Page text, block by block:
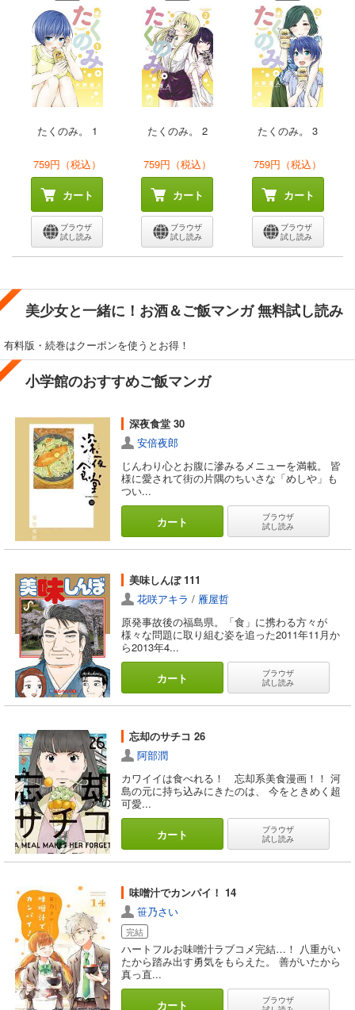
たくのみ。 1
759円（税込）
カート
ブラウザ
試し読み
たくのみ。 2
759円（税込）
カート
ブラウザ
試し読み
たくのみ。 3
759円（税込）
カート
ブラウザ
試し読み
美少女と一緒に！お酒＆ご飯マンガ 無料試し読み
有料版・続巻はクーポンを使うとお得！
小学館のおすすめご飯マンガ
深夜食堂 30
安倍夜郎
じんわり心とお腹に滲みるメニューを満載。 皆
様に愛されて街の片隅のちいさな「めしや」も
つい...
カート
ブラウザ
試し読み
美味しんぼ 111
花咲アキラ / 雁屋哲
原発事故後の福島県。「食」に携わる方々が
様々な問題に取り組む姿を追った2011年11月か
ら2013年4...
カート
ブラウザ
試し読み
忘却のサチコ 26
阿部潤
カワイイは食べれる！ 忘却系美食漫画！！ 河
島の元に持ち込みにきたのは、 今をときめく超
可愛...
カート
ブラウザ
試し読み
味噌汁でカンパイ！ 14
笹乃さい
完結
ハートフルお味噌汁ラブコメ完結…！ 八重がい
たから踏み出す勇気をもらえた。 善がいたから
真っ直...
カート
ブラウザ